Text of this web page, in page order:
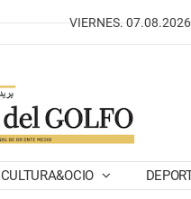
VIERNES. 07.08.2026
CULTURA&OCIO